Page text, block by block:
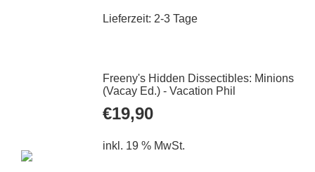
Lieferzeit: 2-3 Tage
Freeny's Hidden Dissectibles: Minions
(Vacay Ed.) - Vacation Phil
€19,90
inkl. 19 % MwSt.